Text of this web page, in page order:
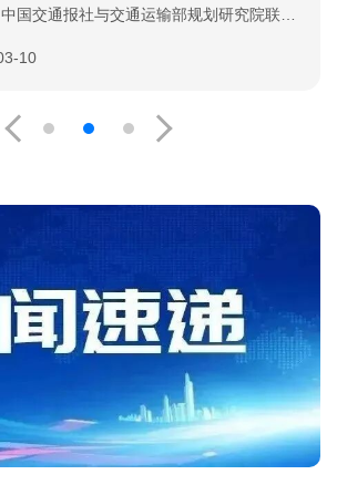
国交通报社与交通运输部规划研究院联合
路建广东佛山市顺德区南国东路延伸线工
划类“十佳项目”，汉南长江大桥及接线工
公路重大工程新闻宣传创意创新类“十佳项
融合发展“十佳案例”。
10